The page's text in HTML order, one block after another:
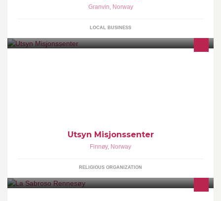
Granvin, Norway
LOCAL BUSINESS
Utsyn Misjonssenter
Finnøy, Norway
RELIGIOUS ORGANIZATION